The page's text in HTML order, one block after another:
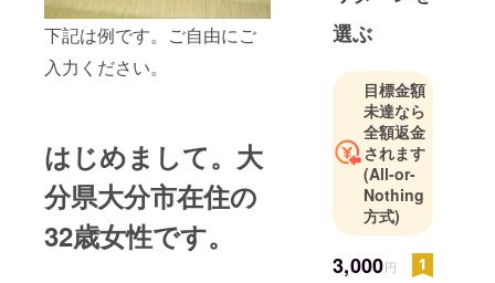
下記は例です。ご自由にご
入力ください。
はじめまして。大
分県大分市在住の
32歳女性です。
選ぶ
目標金額
未達なら
全額返金
されます
(All-or-
Nothing
方式)
3,000円